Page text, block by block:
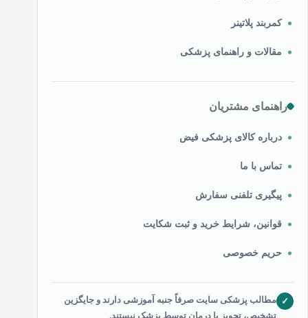
کمربند پلاتینر
مقالات و راهنمای پزشکی
راهنمای مشتریان
درباره کالای پزشکی فیض
تماس با ما
پیگیری تلفنی سفارش
قوانین، شرایط خرید و ثبت شکایت
حریم خصوصی
✓
مطالب پزشکی سایت صرفاً جنبه آموزشی دارند و جایگزین
تشخیص، تجویز یا درمان توسط پزشک نیستند.